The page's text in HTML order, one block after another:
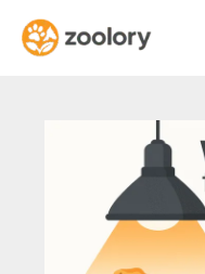
Inhalt
springen